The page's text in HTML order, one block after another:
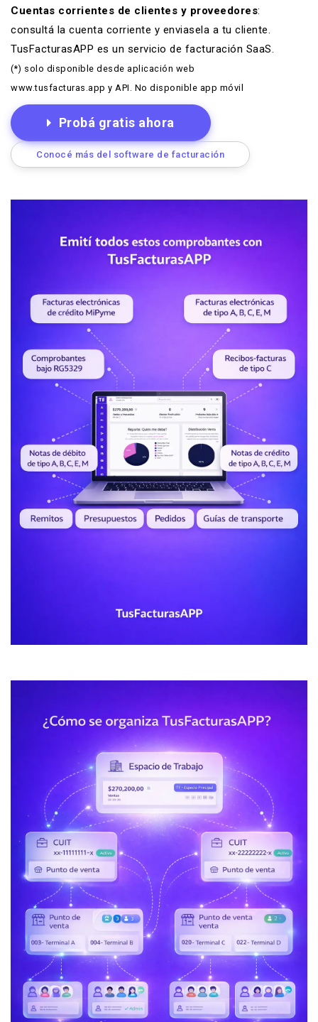
Cuentas corrientes de clientes y proveedores:
consultá la cuenta corriente y enviasela a tu cliente.
TusFacturasAPP es un servicio de facturación SaaS
(*) solo disponible desde aplicación web
www.tusfacturas.app y API. No disponible app móvil
Probá gratis ahora
Conocé más del software de facturación